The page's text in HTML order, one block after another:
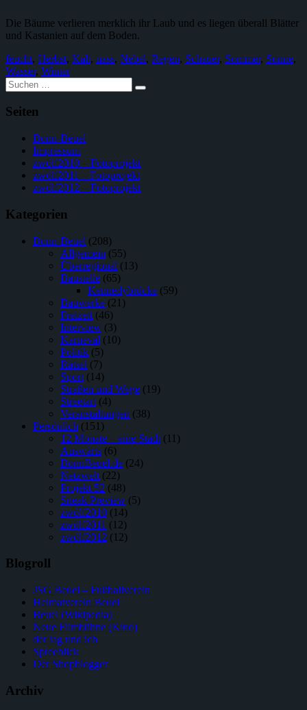
Die Bäume verlieren merklich ihr Laub und es liegen überall Blätter
und Kastanien auf dem Boden.
feucht, Herbst, Kalt, nass, Nebel, Regen, Schauer, Sommer, Sonne,
Wasser, Winter
Suche
nach:
Seiten
Bonn-Beuel
Impressum
zwölf2010 – Fotoprojekt
zwölf2011 – Fotoprojekt
zwölf2012 – Fotoprojekt
Kategorien
Bonn-Beuel (208)
Allgemein (55)
Überregional (13)
Baustelle (65)
Kennedybrücke (59)
Bauwerke (21)
Freizeit (46)
Interview (3)
Karneval (10)
Politik (5)
Rätsel (7)
Sport (14)
Straßen und Wege (19)
Streetart (4)
Veranstaltungen (38)
Persönlich (151)
12 Monate – eine Stadt (11)
Auswärts (6)
BonnBeuel.de (24)
Netzwelt (22)
Projekt 52 (48)
Sneak Preview (5)
zwölf2010 (14)
zwölf2011 (12)
zwölf2012 (12)
Blogroll
JSG Beuel – Fußballverein
Heimatverein Beuel
Beuel (Wikipedia)
Neue Filmbühne (Kino)
der tag und ich
Spreeblick
Der Shopblogger
Archiv